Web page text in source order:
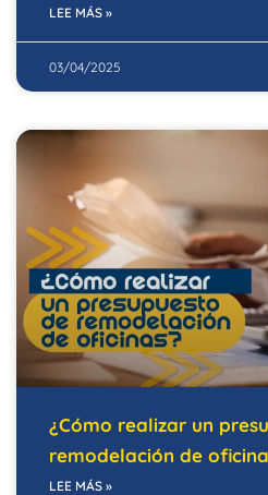
LEE MÁS »
03/04/2025
¿Cómo realizar un
remodelación de
LEE MÁS »